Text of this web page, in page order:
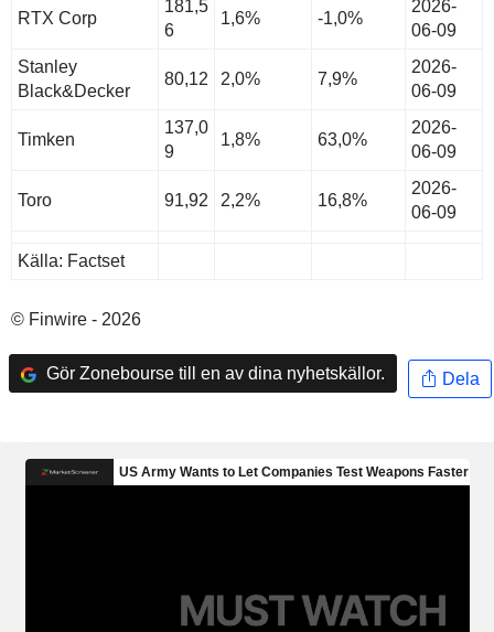
RTX Corp
181,5
6
1,6% -1,0%
2026-
06-09
Stanley
Black&Decker
80,12 2,0% 7,9%
2026-
06-09
Timken
137,0
9
1,8% 63,0%
2026-
06-09
Toro 91,92 2,2% 16,8%
2026-
06-09
Källa: Factset
© Finwire - 2026
Gör Zonebourse till en av dina nyhetskällor. Dela